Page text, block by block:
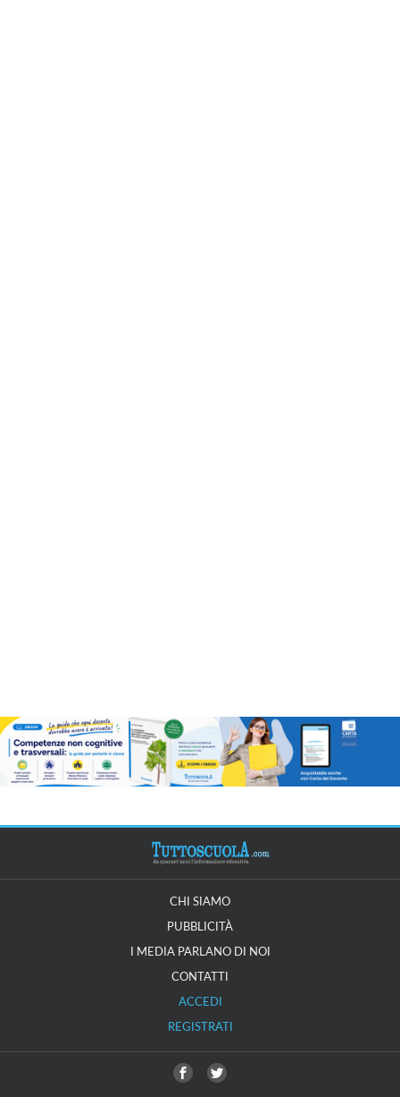
CHI SIAMO
PUBBLICITÀ
I MEDIA PARLANO DI NOI
CONTATTI
ACCEDI
REGISTRATI